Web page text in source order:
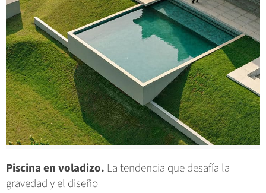
Piscina en voladizo. La tendencia que desafía la
gravedad y el diseño